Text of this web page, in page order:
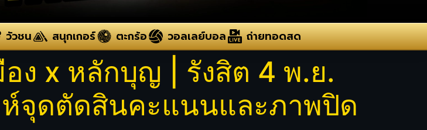
วัวชน สนุกเกอร์ ตะกร้อ วอลเลย์บอล ถ่ายทอดสด
ง x หลักบุญ | รังสิต 4 พ.ย.
ห์จุดตัดสินคะแนนและภาพปิด